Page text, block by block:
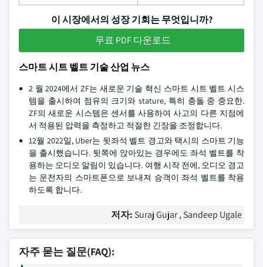
이 시장에서의 성장 기회는 무엇입니까?
무료 PDF 다운로드
스마트 시트 벨트 기술 산업 뉴스
2 월 2024에서 ZF는 새로운 기술 혁신 스마트 시트 벨트 시스
템을 출시하여 점유의 크기와 stature, 특히 충돌 중 중요한.
ZF의 새로운 시스템은 센서를 사용하여 사고의 다른 지점에
서 적용된 압력을 측정하고 적절한 긴장을 조정합니다.
12월 2022일, Uber는 뒷좌석 벨트 경고와 택시의 스마트 기능
을 출시했습니다. 뒷쪽에 앉아있는 경우에도 좌석 벨트를 착
용하는 오디오 알림이 있습니다. 여행 시작 전에, 오디오 경고
는 운전자의 스마트폰으로 보내져 승객이 좌석 벨트를 착용
하도록 합니다.
저자: Suraj Gujar , Sandeep Ugale
자주 묻는 질문(FAQ):